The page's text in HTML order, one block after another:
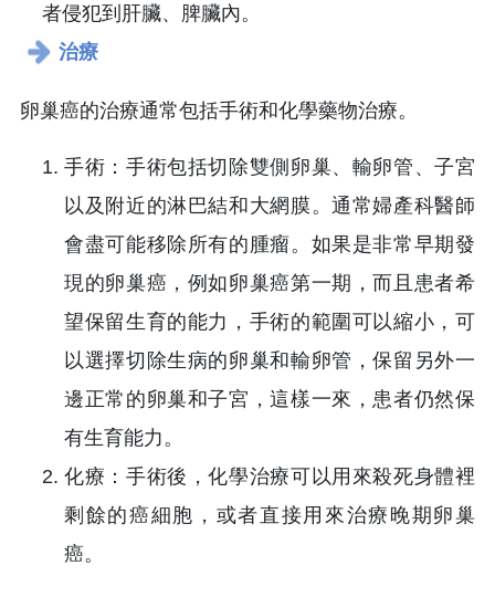
者侵犯到肝臟、脾臟內。
治療
卵巢癌的治療通常包括手術和化學藥物治療。
手術：手術包括切除雙側卵巢、輸卵管、子宮
以及附近的淋巴結和大網膜。通常婦產科醫師
會盡可能移除所有的腫瘤。如果是非常早期發
現的卵巢癌，例如卵巢癌第一期，而且患者希
望保留生育的能力，手術的範圍可以縮小，可
以選擇切除生病的卵巢和輸卵管，保留另外一
邊正常的卵巢和子宮，這樣一來，患者仍然保
有生育能力。
化療：手術後，化學治療可以用來殺死身體裡
剩餘的癌細胞，或者直接用來治療晚期卵巢
癌。